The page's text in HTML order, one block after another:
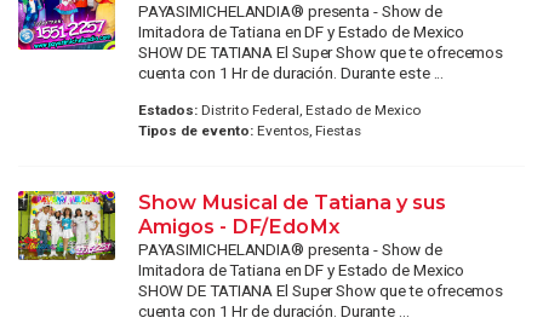
PAYASIMICHELANDIA® presenta - Show de
Imitadora de Tatiana en DF y Estado de Mexico
SHOW DE TATIANA El Super Show que te ofrecemos
cuenta con 1 Hr de duración. Durante este ...
Estados:Distrito Federal, Estado de Mexico
Tipos de evento:Eventos, Fiestas
Show Musical de Tatiana y sus
Amigos - DF/EdoMx
PAYASIMICHELANDIA® presenta - Show de
Imitadora de Tatiana en DF y Estado de Mexico
SHOW DE TATIANA El Super Show que te ofrecemos
cuenta con 1 Hr de duración. Durante ...